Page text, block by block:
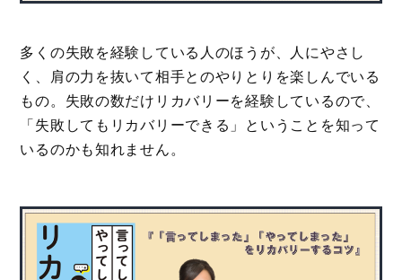
多くの失敗を経験している人のほうが、人にやさし
く、肩の力を抜いて相手とのやりとりを楽しんでいる
もの。失敗の数だけリカバリーを経験しているので、
「失敗してもリカバリーできる」ということを知って
いるのかも知れません。